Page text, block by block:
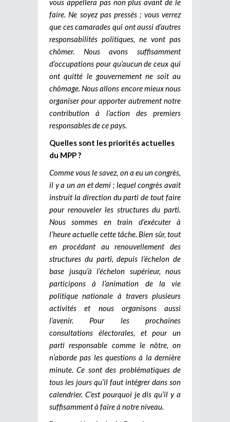
faire. Ne soyez pas pressés ; vous verrez
que ces camarades qui ont aussi d’autres
responsabilités politiques, ne vont pas
chômer. Nous avons suffisamment
d’occupations pour qu’aucun de ceux qui
ont quitté le gouvernement ne soit au
chômage. Nous allons encore mieux nous
organiser pour apporter autrement notre
contribution à l’action des premiers
responsables de ce pays.
Quelles sont les priorités actuelles
du MPP ?
Comme vous le savez, on a eu un congrès,
il y a un an et demi ; lequel congrès avait
instruit la direction du parti de tout faire
pour renouveler les structures du parti.
Nous sommes en train d’exécuter à
l’heure actuelle cette tâche. Bien sûr, tout
en procédant au renouvellement des
structures du parti, depuis l’échelon de
base jusqu’à l’échelon supérieur, nous
participons à l’animation de la vie
politique nationale à travers plusieurs
activités et nous organisons aussi
l’avenir. Pour les prochaines
consultations électorales, et pour un
parti responsable comme le nôtre, on
n’aborde pas les questions à la dernière
minute. Ce sont des problématiques de
tous les jours qu’il faut intégrer dans son
calendrier. C’est pourquoi je dis qu’il y a
suffisamment à faire à notre niveau.